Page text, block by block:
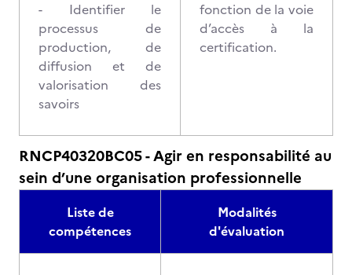
- Identifier le
processus de
production, de
diffusion et de
valorisation des
savoirs
fonction de la voie
d’accès à la
certification.
RNCP40320BC05 - Agir en responsabilité au
sein d’une organisation professionnelle
Liste de
compétences
Modalités
d'évaluation